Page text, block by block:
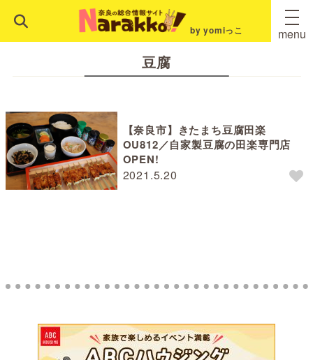
by yomiっこ menu
豆腐
2021.5.20
【奈良市】きたまち豆腐田楽
OU812／自家製豆腐の田楽専門店
OPEN!